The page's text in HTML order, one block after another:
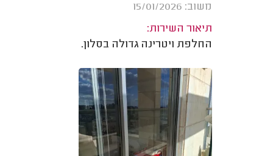
משוב: 15/01/2026
תיאור השירות:
החלפת ויטרינה גדולה בסלון.